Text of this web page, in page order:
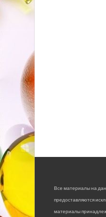
Все материалы на
предоставляются
материалы